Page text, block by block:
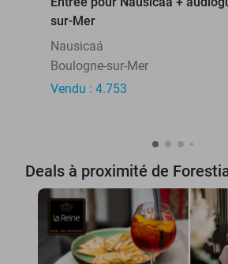
sur-Mer
Nausicaá
Boulogne-sur-Mer
Vendu : 4.753
Deals à proximité de